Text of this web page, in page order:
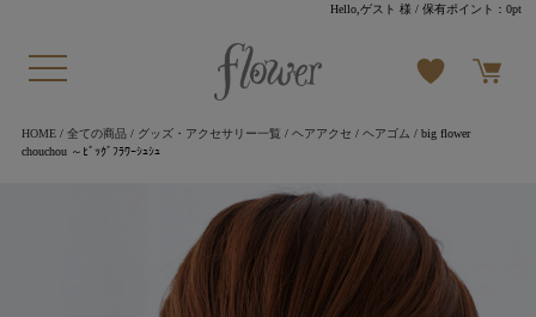
Hello,ゲスト 様 / 保有ポイント：0pt
HOME/ 全ての商品/ グッズ・アクセサリー一覧 / ヘアアクセ / ヘアゴム / big flower
chouchou ～ﾋﾞｯｸﾞﾌﾗﾜｰｼｭｼｭ